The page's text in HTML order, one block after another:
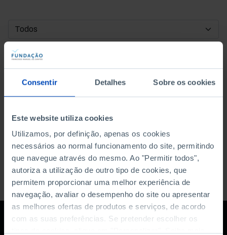
Consentir Detalhes Sobre os cookies
Este website utiliza cookies
Utilizamos, por definição, apenas os cookies
necessários ao normal funcionamento do site, permitindo
que navegue através do mesmo. Ao "Permitir todos",
autoriza a utilização de outro tipo de cookies, que
permitem proporcionar uma melhor experiência de
navegação, avaliar o desempenho do site ou apresentar
as melhores ofertas de produtos e serviços, de acordo
com as suas preferências. Se pretender escolher os
DATA DE INÍCIO
DATA DE FIM